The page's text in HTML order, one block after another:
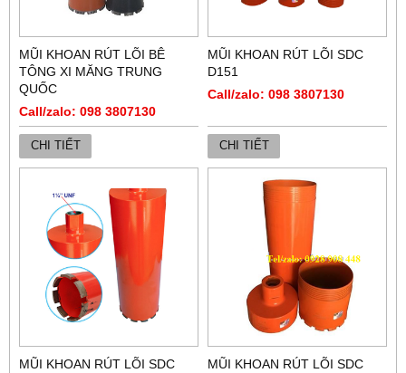
MŨI KHOAN RÚT LÕI BÊ
TÔNG XI MĂNG TRUNG
QUỐC
Call/zalo: 098 3807130
CHI TIẾT
MŨI KHOAN RÚT LÕI SDC
D151
Call/zalo: 098 3807130
CHI TIẾT
MŨI KHOAN RÚT LÕI SDC
MŨI KHOAN RÚT LÕI SDC